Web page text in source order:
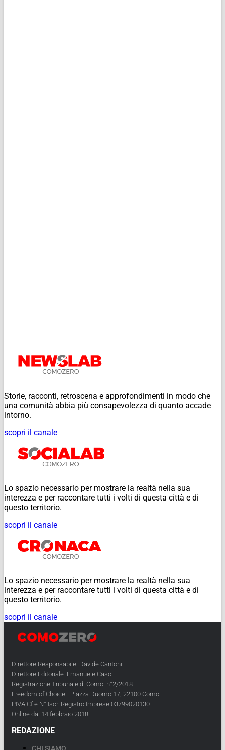
Storie, racconti, retroscena e approfondimenti in modo che
una comunità abbia più consapevolezza di quanto accade
intorno.
scopri il canale
Lo spazio necessario per mostrare la realtà nella sua
interezza e per raccontare tutti i volti di questa città e di
questo territorio.
scopri il canale
Lo spazio necessario per mostrare la realtà nella sua
interezza e per raccontare tutti i volti di questa città e di
questo territorio.
scopri il canale
Direttore Responsabile: Davide Cantoni
Direttore Editoriale: Emanuele Caso
Registrazione Tribunale di Como: n°2/2018
Freedom of Choice - Piazza Duomo 17, 22100 Como
PIVA Cf e N° Iscr. Registro Imprese 03799020130
Online dal 14 febbraio 2018
REDAZIONE
CHI SIAMO